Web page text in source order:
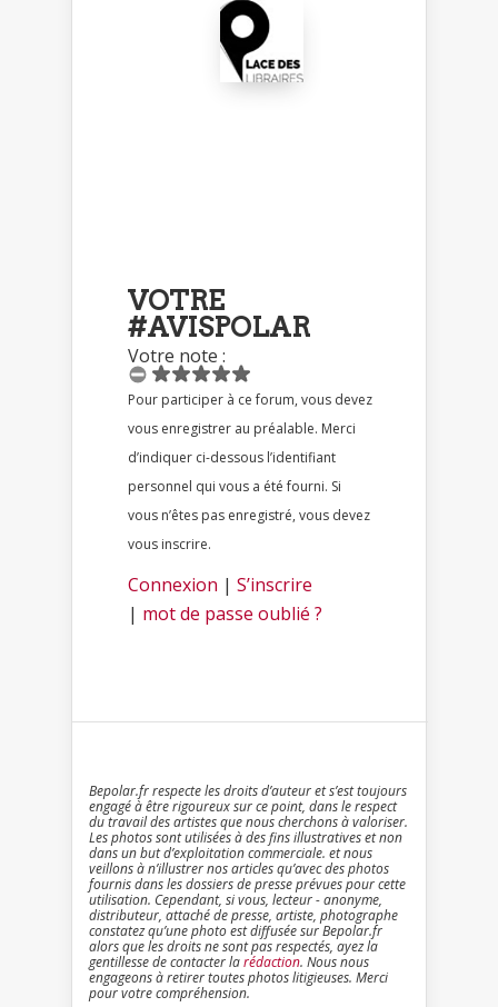
VOTRE
#AVISPOLAR
Votre note :
Pour participer à ce forum, vous devez
vous enregistrer au préalable. Merci
d’indiquer ci-dessous l’identifiant
personnel qui vous a été fourni. Si
vous n’êtes pas enregistré, vous devez
vous inscrire.
Connexion | S’inscrire
| mot de passe oublié ?
Bepolar.fr respecte les droits d’auteur et s’est toujours
engagé à être rigoureux sur ce point, dans le respect
du travail des artistes que nous cherchons à valoriser.
Les photos sont utilisées à des fins illustratives et non
dans un but d’exploitation commerciale. et nous
veillons à n’illustrer nos articles qu’avec des photos
fournis dans les dossiers de presse prévues pour cette
utilisation. Cependant, si vous, lecteur - anonyme,
distributeur, attaché de presse, artiste, photographe
constatez qu’une photo est diffusée sur Bepolar.fr
alors que les droits ne sont pas respectés, ayez la
gentillesse de contacter larédaction. Nous nous
engageons à retirer toutes photos litigieuses. Merci
pour votre compréhension.